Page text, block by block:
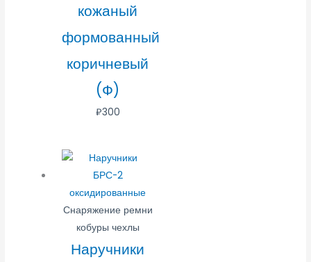
кожаный
формованный
коричневый
(Ф)
₽300
Снаряжение ремни
кобуры чехлы
Наручники